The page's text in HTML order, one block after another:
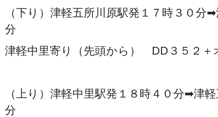
（下り）津軽五所川原駅発１７時３０分
分
津軽中里寄り（先頭から） DD３５２＋
（上り）津軽中里駅発１８時４０分➡津
分